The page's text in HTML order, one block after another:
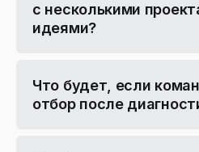
с несколькими
идеями?
Что будет, если
отбор после